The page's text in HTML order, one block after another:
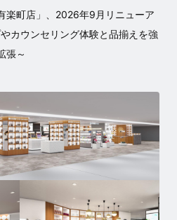
楽町店」、2026年9月リニューア
カウンセリング体験と品揃えを強
張～